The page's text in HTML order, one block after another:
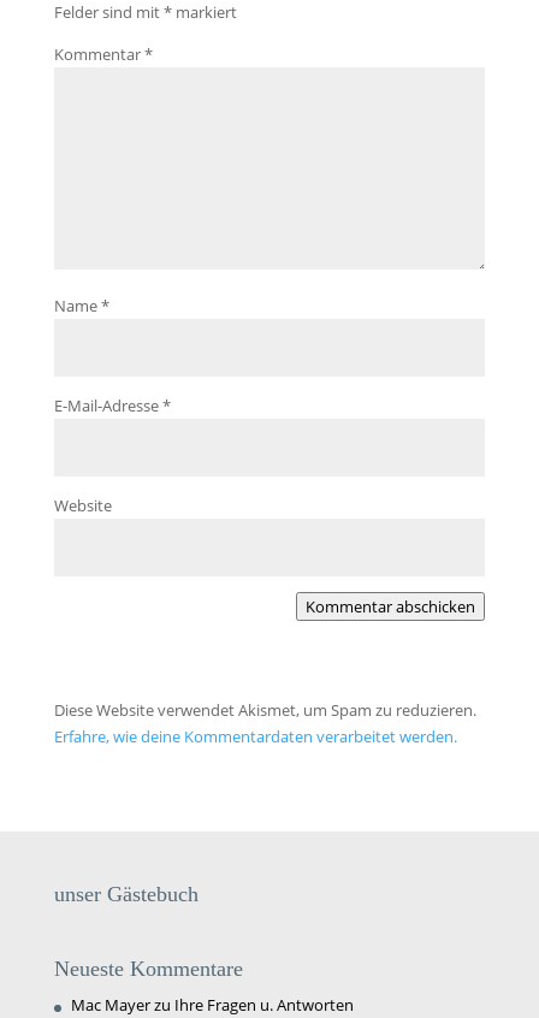
Felder sind mit*markiert
Kommentar*
Name*
E-Mail-Adresse*
Website
Kommentar abschicken
Diese Website verwendet Akismet, um Spam zu reduzieren.
Erfahre, wie deine Kommentardaten verarbeitet werden.
unser Gästebuch
Neueste Kommentare
Mac Mayerzu Ihre Fragen u. Antworten